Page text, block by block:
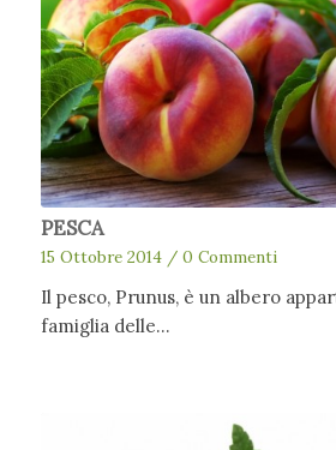
PESCA
15 Ottobre 2014 / 0 Commenti
Il pesco, Prunus, è un albero
famiglia delle…